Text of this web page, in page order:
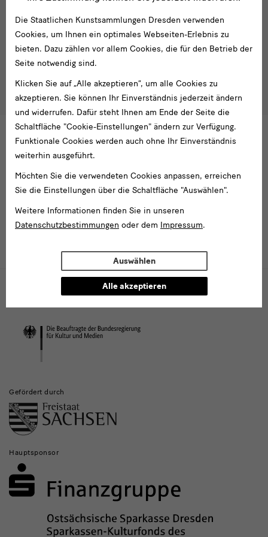
Die Staatlichen Kunstsammlungen Dresden verwenden
Cookies, um Ihnen ein optimales Webseiten-Erlebnis zu
bieten. Dazu zählen vor allem Cookies, die für den Betrieb der
Seite notwendig sind.
Klicken Sie auf „Alle akzeptieren“, um alle Cookies zu
akzeptieren. Sie können Ihr Einverständnis jederzeit ändern
und widerrufen. Dafür steht Ihnen am Ende der Seite die
Schaltfläche "Cookie-Einstellungen" ändern zur Verfügung.
Funktionale Cookies werden auch ohne Ihr Einverständnis
weiterhin ausgeführt.
Möchten Sie die verwendeten Cookies anpassen, erreichen
Sie die Einstellungen über die Schaltfläche "Auswählen".
Weitere Informationen finden Sie in unseren
Datenschutzbestimmungen oder dem Impressum.
Auswählen
Alle akzeptieren
Adresse
eingeben*
Bitte wählen Sie mindestens einen Newsletter aus.
Newsletterder Staatlichen Kunstsammlungen
Dresden
Tel. +49 351 49 14 2000
besucherservice(at)skdmuseum.info
Staatliche
Kunstsammlungen
Dresden
Gebäude,
und
Institutionen
Webpräsenz gefördert von der Beauftragten der Bundesregierung für
Kultur und Medien (Investitionen für nationale Kultureinrichtungen in
Gefördert durch
Hauptsponsor